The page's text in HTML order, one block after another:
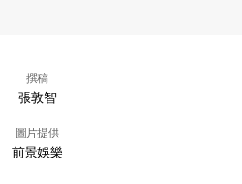
撰稿
張敦智
圖片提供
前景娛樂